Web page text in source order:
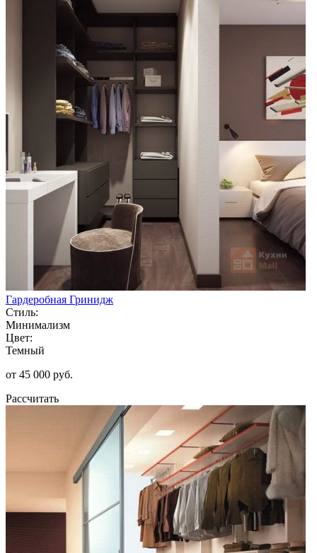
Гардеробная Гринидж
Стиль:
Минимализм
Цвет:
Темный
от 45 000 руб.
Рассчитать